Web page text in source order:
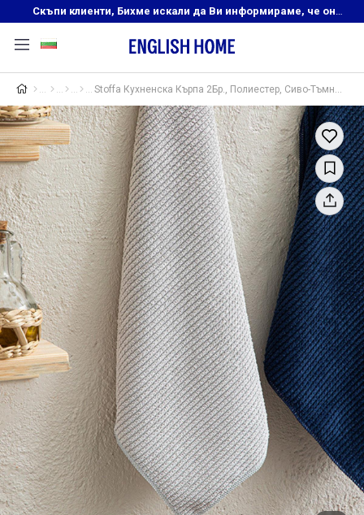
Скъпи клиенти, Бихме искали да Ви информираме, че онлайн магазинът на English Home преустановява своята дейност. Прекрасният ни и усмихнат екип ,Ви очаква в нашите физически магазини, където ще откриете любимите си продукти! Благодарим Ви, че сте част от семейството на Еnglish Home!